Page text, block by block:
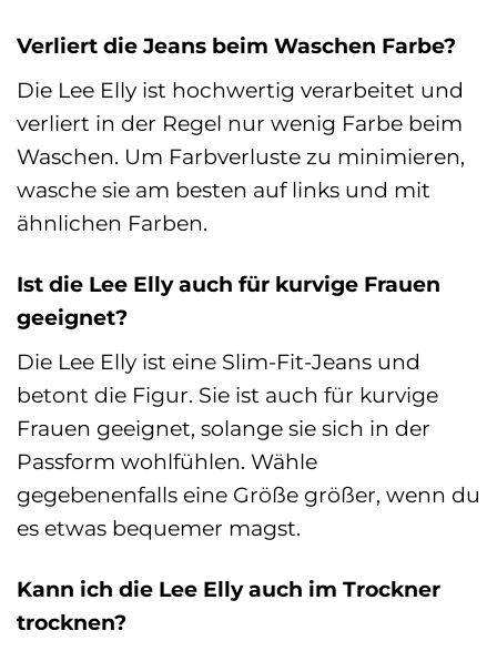
Verliert die Jeans beim Waschen Farbe?
Die Lee Elly ist hochwertig verarbeitet und
verliert in der Regel nur wenig Farbe beim
Waschen. Um Farbverluste zu minimieren,
wasche sie am besten auf links und mit
ähnlichen Farben.
Ist die Lee Elly auch für kurvige Frauen
geeignet?
Die Lee Elly ist eine Slim-Fit-Jeans und
betont die Figur. Sie ist auch für kurvige
Frauen geeignet, solange sie sich in der
Passform wohlfühlen. Wähle
gegebenenfalls eine Größe größer, wenn du
es etwas bequemer magst.
Kann ich die Lee Elly auch im Trockner
trocknen?